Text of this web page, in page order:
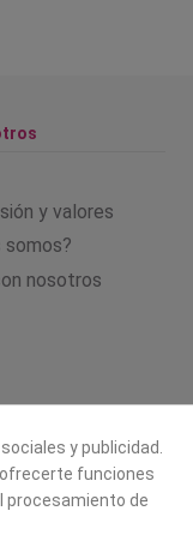
y valores
somos?
nosotros
y publicidad.
funciones
procesamiento de